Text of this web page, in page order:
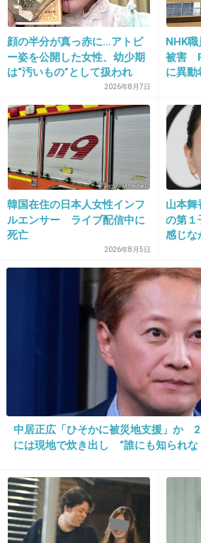
な。コロナの煽りを受けてそ
のがまた辛い。
30. 匿名2021/05/03(月) 15:19:00
我が社が入ってない
上場企業なのに驚くほど薄給
2021/05/03(月) 15:19:01
32. 匿名2021/05/03(月) 15:19:13
1件の返信
顔の半分が真っ赤に…アトピ
ー姿を公開した女性、幼少期
は“汚いもの”として扱われ
「人に触れる行為に罪悪感を
持っていた」
2026年8月7日
NHK
被害
に異動
韓国在住の日本人女性インフ
ルエンサー ライブ配信中に
死亡
2026年8月5日
山本舞
の第１
感じな
中居正広「ひそかに被災地支援」か
には現地で炊き出し “誰にも知られな